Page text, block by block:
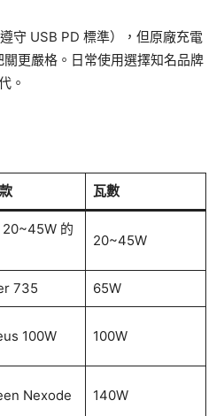
守 USB PD 標準），但原廠充電
更嚴格。日常使用選擇知名品牌
。
瓦數
20~45W 的
20~45W
735 65W
100W 100W
Nexode 140W